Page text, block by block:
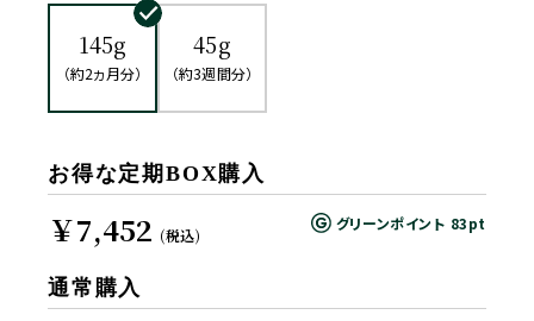
145g
（約2ヵ月分）
45g
（約3週間分）
お得な定期BOX購入
￥7,452 (税込)
グリーンポイント 83pt
通常購入